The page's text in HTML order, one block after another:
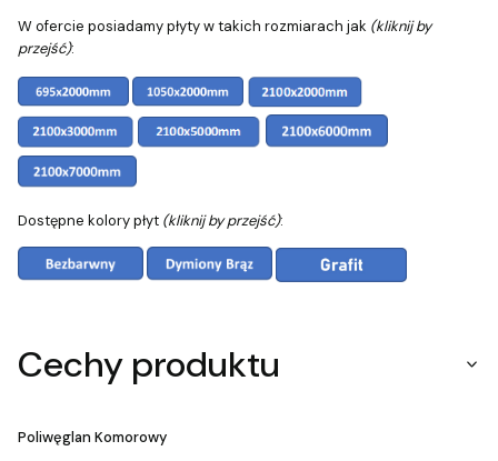
W ofercie posiadamy płyty w takich rozmiarach jak (kliknij by
przejść):
Dostępne kolory płyt (kliknij by przejść):
Cechy produktu
Poliwęglan Komorowy